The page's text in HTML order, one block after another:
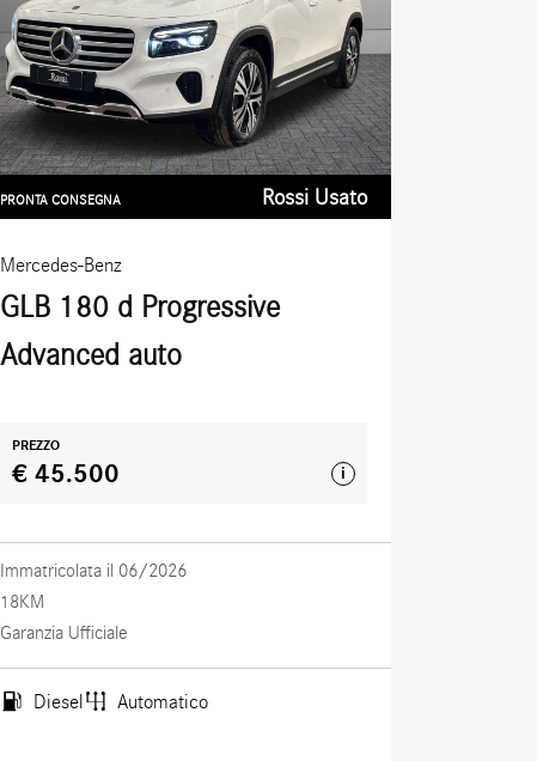
Mercedes-Benz
GLB 180 d Progressive
Advanced auto
PRONTA CONSEGNA Rossi Usato
PREZZO
€ 45.500 i
Immatricolata il 06/2026
18KM
Garanzia Ufficiale
Diesel Automatico